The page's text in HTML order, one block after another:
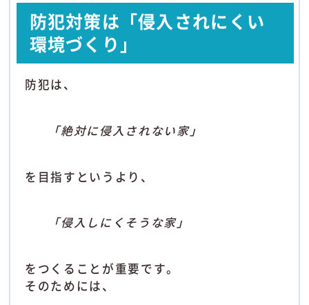
防犯対策は「侵入されにくい
環境づくり」
防犯は、
「絶対に侵入されない家」
を目指すというより、
「侵入しにくそうな家」
をつくることが重要です。
そのためには、